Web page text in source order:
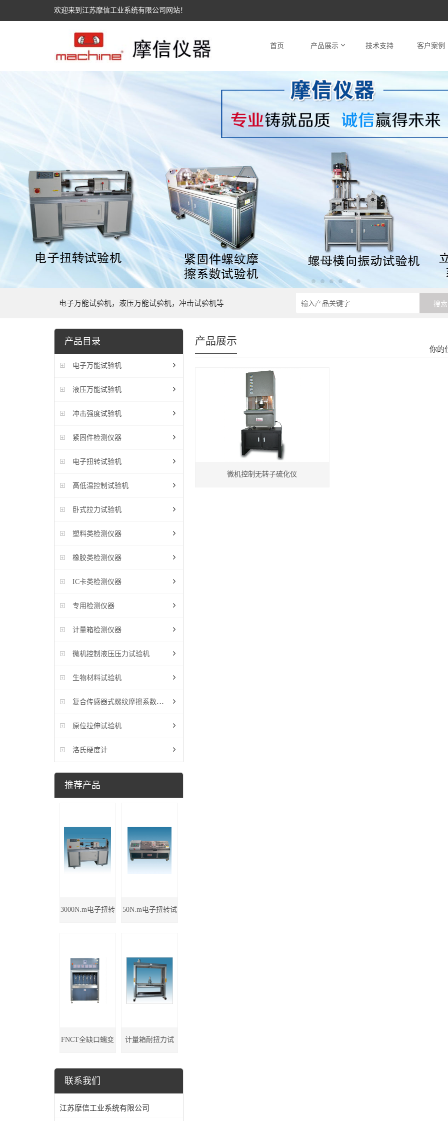
欢迎来到江苏摩信工业系统有限公司网站！
首页 产品展示 技术支持 客户案例
电子万能试验机，液压万能试验机，冲击试验机等
产品目录
电子万能试验机
液压万能试验机
冲击强度试验机
紧固件检测仪器
电子扭转试验机
高低温控制试验机
卧式拉力试验机
塑料类检测仪器
橡胶类检测仪器
IC卡类检测仪器
专用检测仪器
计量箱检测仪器
微机控制液压压力试验机
生物材料试验机
复合传感器式螺纹摩擦系数试验机
原位拉伸试验机
洛氏硬度计
推荐产品
3000N.m电子扭转 50N.m电子扭转试
FNCT全缺口蠕变 计量箱耐扭力试
联系我们
江苏摩信工业系统有限公司
你的
产品展示
微机控制无转子硫化仪